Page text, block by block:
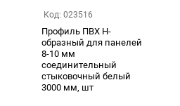
Код: 023516
Профиль ПВХ Н-
образный для панелей
8-10 мм
соединительный
стыковочный белый
3000 мм, шт